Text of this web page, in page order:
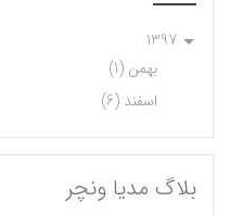
1397
بهمن (1)
اسفند (6)
بلاگ مدیا ونچر